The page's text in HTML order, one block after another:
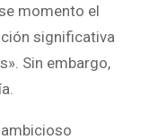
momento el
significativa
Sin embargo,